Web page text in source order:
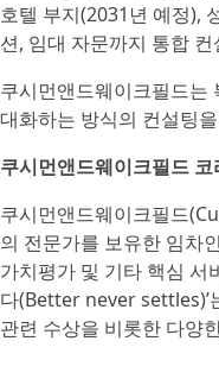
호텔 부지(2031년 예정),
션, 임대 자문까지 통합
쿠시먼앤드웨이크필드는
대화하는 방식의 컨설팅
쿠시먼앤드웨이크필드 코
쿠시먼앤드웨이크필드
의 전문가를 보유한 임차
가치평가 및 기타 핵심 서
다(Better never settles)’
관련 수상을 비롯한 다양